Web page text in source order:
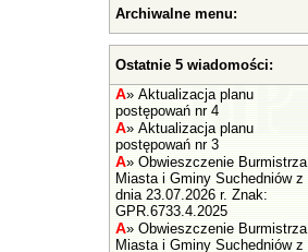
Archiwalne menu:
Ostatnie 5 wiadomości:
A» Aktualizacja planu
postępowań nr 4
A» Aktualizacja planu
postępowań nr 3
A» Obwieszczenie Burmistrza
Miasta i Gminy Suchedniów z
dnia 23.07.2026 r. Znak:
GPR.6733.4.2025
A» Obwieszczenie Burmistrza
Miasta i Gminy Suchedniów z